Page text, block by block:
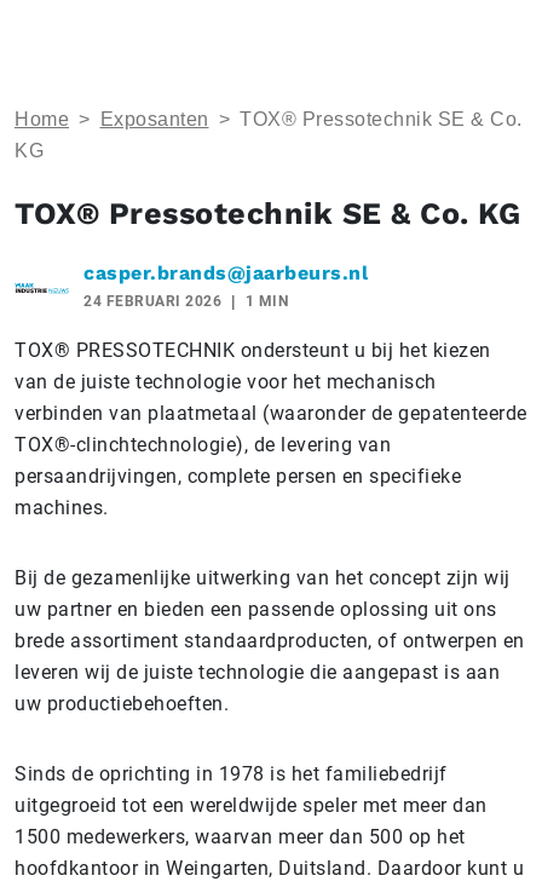
Home > Exposanten > TOX® Pressotechnik SE & Co.
KG
TOX® Pressotechnik SE & Co. KG
casper.brands@jaarbeurs.nl
24 FEBRUARI 2026 1 MIN
TOX® PRESSOTECHNIK ondersteunt u bij het kiezen
van de juiste technologie voor het mechanisch
verbinden van plaatmetaal (waaronder de gepatenteerde
TOX®-clinchtechnologie), de levering van
persaandrijvingen, complete persen en specifieke
machines.
Bij de gezamenlijke uitwerking van het concept zijn wij
uw partner en bieden een passende oplossing uit ons
brede assortiment standaardproducten, of ontwerpen en
leveren wij de juiste technologie die aangepast is aan
uw productiebehoeften.
Sinds de oprichting in 1978 is het familiebedrijf
uitgegroeid tot een wereldwijde speler met meer dan
1500 medewerkers, waarvan meer dan 500 op het
hoofdkantoor in Weingarten, Duitsland. Daardoor kunt u